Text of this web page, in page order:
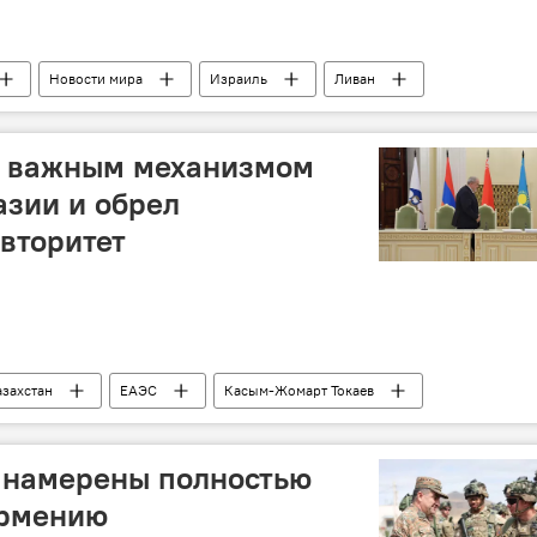
Новости мира Израиль
Ливан
Хезболлах Перемирие ХАМАС
ООН
важным механизмом
и обрел
ЕАЭС
Касым-Жомарт Токаев
Астана ШОС ОДКБ
полностью